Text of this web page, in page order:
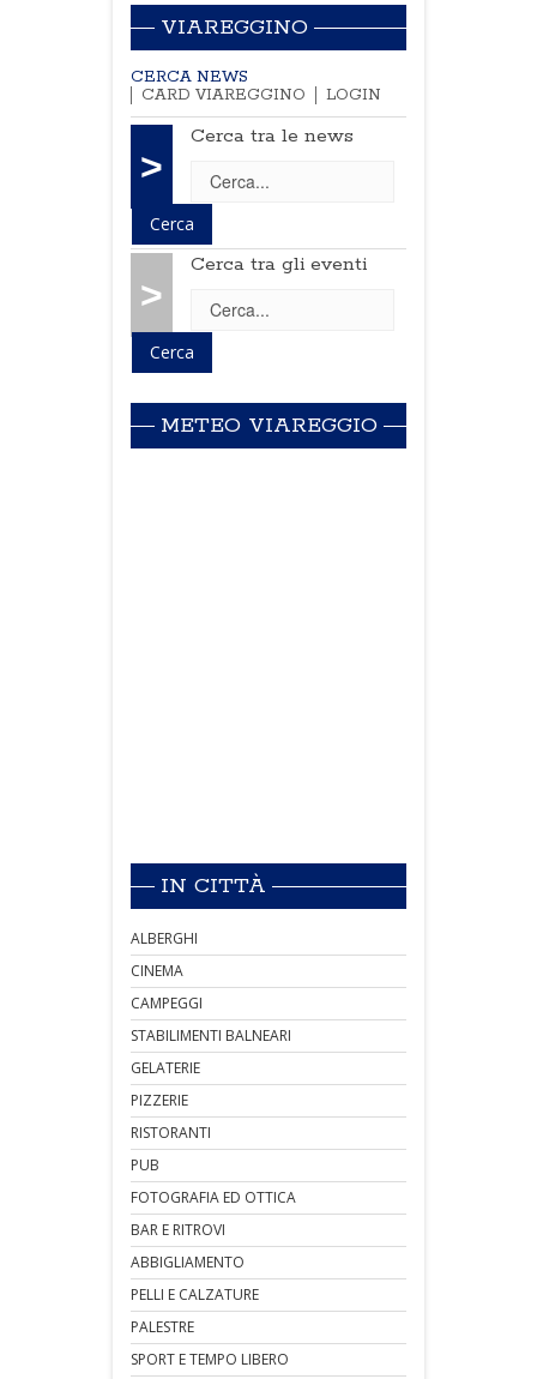
VIAREGGINO
CERCA NEWS
CARD VIAREGGINO
LOGIN
>
Cerca tra le news
>
Cerca tra gli eventi
METEO VIAREGGIO
IN CITTÀ
ALBERGHI
CINEMA
CAMPEGGI
STABILIMENTI BALNEARI
GELATERIE
PIZZERIE
RISTORANTI
PUB
FOTOGRAFIA ED OTTICA
BAR E RITROVI
ABBIGLIAMENTO
PELLI E CALZATURE
PALESTRE
SPORT E TEMPO LIBERO